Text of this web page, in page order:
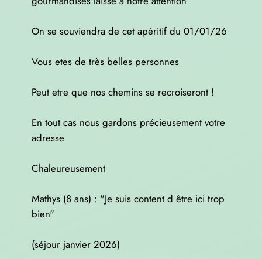
On se souviendra de cet apéritif du 01/01/26
Vous etes de très belles personnes
Peut etre que nos chemins se recroiseront !
En tout cas nous gardons précieusement votre
adresse
Chaleureusement
Mathys (8 ans) : "Je suis content d être ici trop
bien"
(séjour janvier 2026)